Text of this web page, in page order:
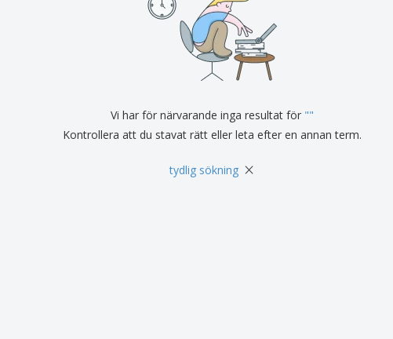
Vi har för närvarande inga resultat för ""
Kontrollera att du stavat rätt eller leta efter en annan term.
tydlig sökning ×